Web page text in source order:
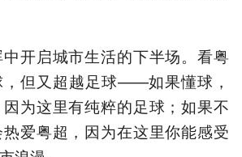
开启城市生活的下半场。看粤
，但又超越足球——如果懂球，
为这里有纯粹的足球；如果不
爱粤超，因为在这里你能感受